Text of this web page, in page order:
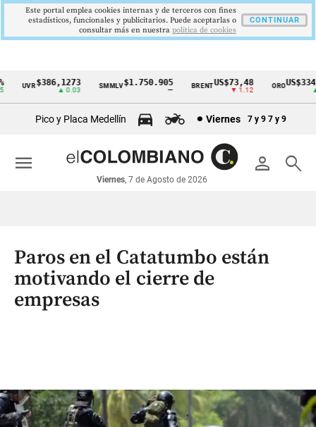
Cintillo
económicos
Colombia
UVR$386,1273
▲ 0.03
SMMLV $1.750.905 BRENTUS$73,48
▼ 1.12
ORO
▲
Pico y Placa Medellín Viernes 7 y 9 7 y 9
person search
Viernes, 7 de Agosto de 2026
menu
Paros en el Catatumbo están
motivando el cierre de
empresas
Este portal emplea cookies internas y de terceros con fines
estadísticos, funcionales y publicitarios. Puede aceptarlas o
consultar más en nuestra politica de cookies
CONTINUAR